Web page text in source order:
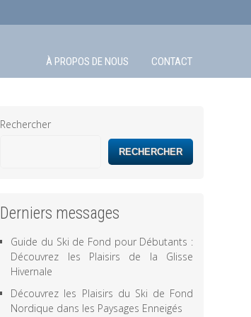
À PROPOS DE NOUS CONTACT
Rechercher
RECHERCHER
Derniers messages
Guide du Ski de Fond pour Débutants :
Découvrez les Plaisirs de la Glisse
Hivernale
Découvrez les Plaisirs du Ski de Fond
Nordique dans les Paysages Enneigés